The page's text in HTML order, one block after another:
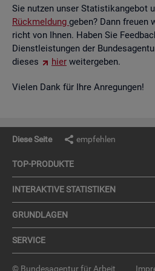
Sie nut­zen unser Sta­tis­tik­an­ge­bot
Rück­mel­dung geben? Dann freu­en
richt von Ihnen. Haben Sie
Dienst­leis­tun­gen der
die­ses
hier wei­ter­ge­ben.
Vie­len Dank für Ihre An­re­gun­gen!
Diese Seite empfehlen
TOP-PRO­DUK­TE
IN­TER­AK­TI­VE STA­TIS­TI­KEN
GRUND­LA­GEN
SER­VICE
© Bundesagentur für Arbeit